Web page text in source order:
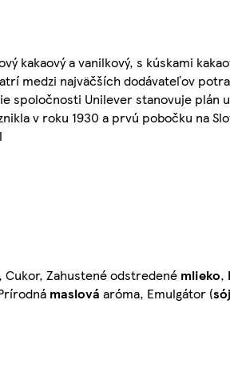
kakaový a vanilkový, s kúskami
medzi najväčších dodávateľov
spoločnosti Unilever stanovuje plán
v roku 1930 a prvú pobočku na
Cukor, Zahustené odstredené mlieko,
maslová aróma, Emulgátor (